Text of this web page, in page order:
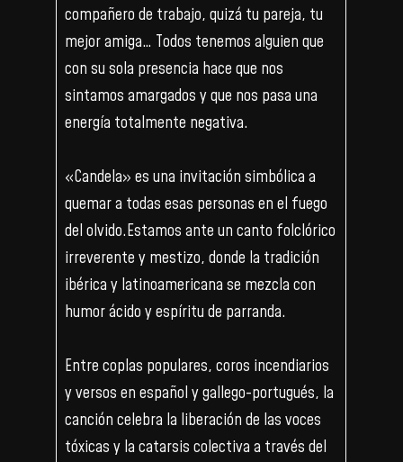
compañero de trabajo, quizá tu pareja, tu
mejor amiga… Todos tenemos alguien que
con su sola presencia hace que nos
sintamos amargados y que nos pasa una
energía totalmente negativa.
«Candela» es una invitación simbólica a
quemar a todas esas personas en el fuego
del olvido.Estamos ante un canto folclórico
irreverente y mestizo, donde la tradición
ibérica y latinoamericana se mezcla con
humor ácido y espíritu de parranda.
Entre coplas populares, coros incendiarios
y versos en español y gallego-portugués, la
canción celebra la liberación de las voces
tóxicas y la catarsis colectiva a través del